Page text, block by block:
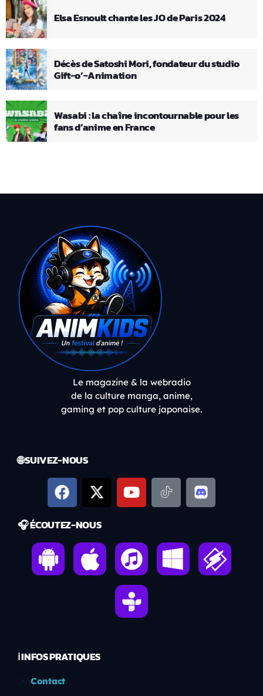
Elsa Esnoult chante les JO de Paris 2024
Décès de Satoshi Mori, fondateur du studio
Gift-o’-Animation
Wasabi : la chaîne incontournable pour les
fans d’anime en France
Le magazine & la webradio
de la culture manga, anime,
gaming et pop culture japonaise.
🌐 SUIVEZ-NOUS
🎧 ÉCOUTEZ-NOUS
ℹ️ INFOS PRATIQUES
Contact